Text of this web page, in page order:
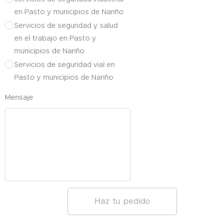
en Pasto y municipios de Nariño
Servicios de seguridad y salud
en el trabajo en Pasto y
municipios de Nariño
Servicios de seguridad vial en
Pasto y municipios de Nariño
Mensaje
Haz tu pedido